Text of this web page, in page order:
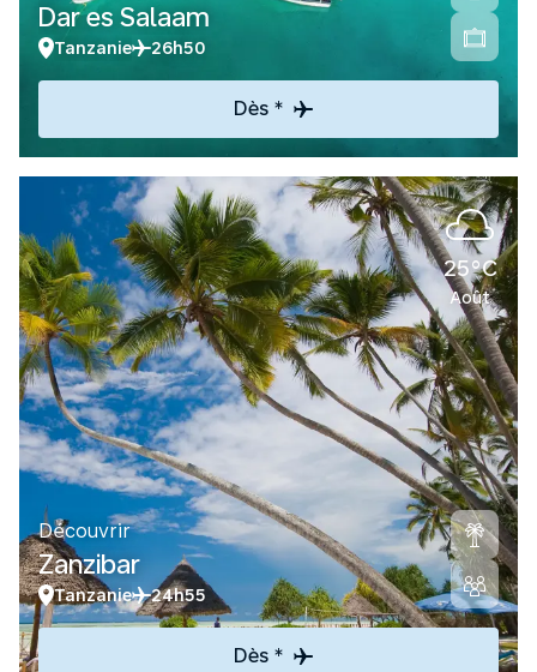
Dar es Salaam
Tanzanie 26h50
Dès *
25°C
Août
Découvrir
Zanzibar
Tanzanie 24h55
Dès *